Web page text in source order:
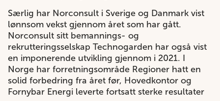
Særlig har Norconsult i Sverige og Danmark vist
lønnsom vekst gjennom året som har gått.
Norconsult sitt bemannings- og
rekrutteringsselskap Technogarden har også vist
en imponerende utvikling gjennom i 2021. I
Norge har forretningsområde Regioner hatt en
solid forbedring fra året før, Hovedkontor og
Fornybar Energi leverte fortsatt sterke resultater